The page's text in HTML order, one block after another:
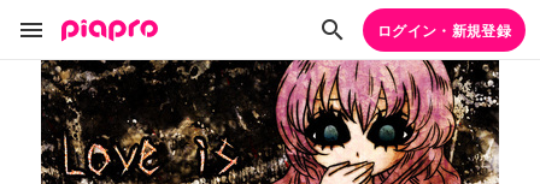
ログイン・新規登録